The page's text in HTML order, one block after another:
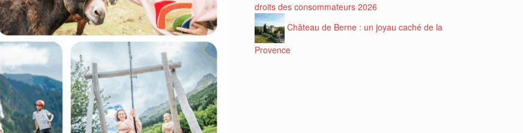
droits des consommateurs 2026
Château de Berne : un joyau caché de la
Provence